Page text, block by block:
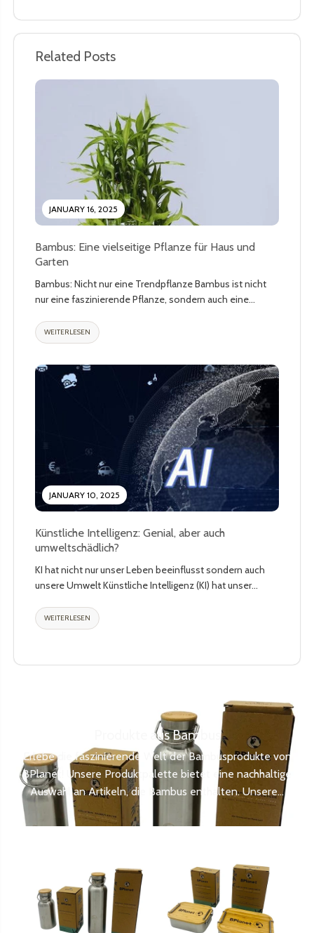
Related Posts
JANUARY 16, 2025
Bambus: Eine vielseitige Pflanze für Haus und
Garten
Bambus: Nicht nur eine Trendpflanze Bambus ist nicht
nur eine faszinierende Pflanze, sondern auch eine
WEITERLESEN
JANUARY 10, 2025
Künstliche Intelligenz: Genial, aber auch
umweltschädlich?
KI hat nicht nur unser Leben beeinflusst sondern auch
unsere Umwelt Künstliche Intelligenz (KI) hat unser
WEITERLESEN
Produkte aus Bambus
Erlebe die faszinierende Welt der Bambusprodukte von
BPlanet! Unsere Produktpalette bietet eine nachhaltige
Auswahl an Artikeln, die Bambus enthalten. Unsere...